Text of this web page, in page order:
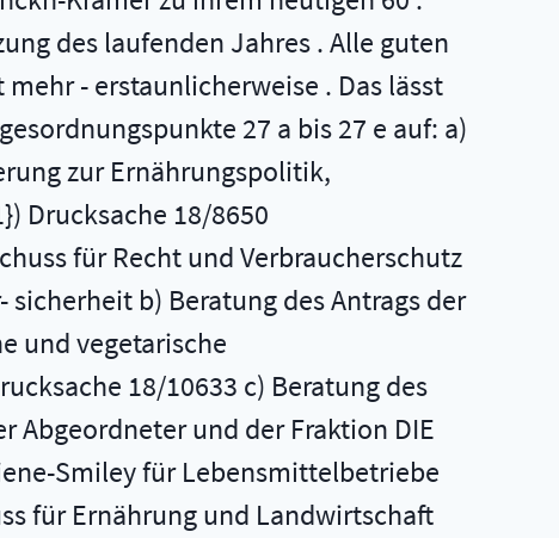
des laufenden Jahres . Alle guten
- erstaunlicherweise . Das lässt
27 a bis 27 e auf: a)
zur Ernährungspolitik,
Drucksache 18/8650
für Recht und Verbraucherschutz
b) Beratung des Antrags der
und vegetarische
18/10633 c) Beratung des
Abgeordneter und der Fraktion DIE
Smiley für Lebensmittelbetriebe
für Ernährung und Landwirtschaft